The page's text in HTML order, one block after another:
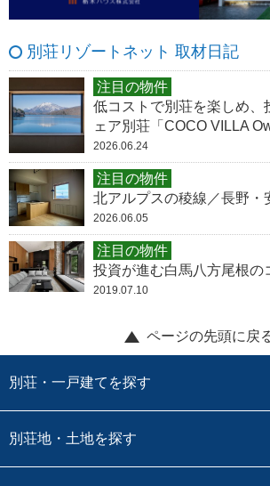
別荘リゾートネット 取材日記
注目の物件
低コストで別荘を楽しめ、
ェア別荘「COCO VILLA
2026.06.24
注目の物件
北アルプスの稜線／長野・
2026.06.05
注目の物件
投資が進む白馬八方尾根の
2019.07.10
ページの先頭に戻
別荘・一戸建てを探す
別荘地・土地を探す